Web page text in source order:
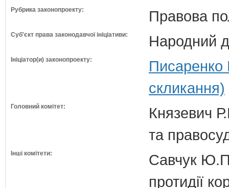
Рубрика законопроекту: Правова
Суб'єкт права законодавчої ініціативи: Народний
Ініціатор(и) законопроекту:
Писаренко
скликання)
Головний комітет:
Князевич
та
Інші комітети:
Савчук Ю.П.
протидії